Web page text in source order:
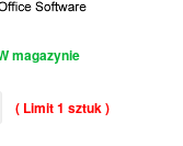
magazynie
( Limit 1 sztuk )